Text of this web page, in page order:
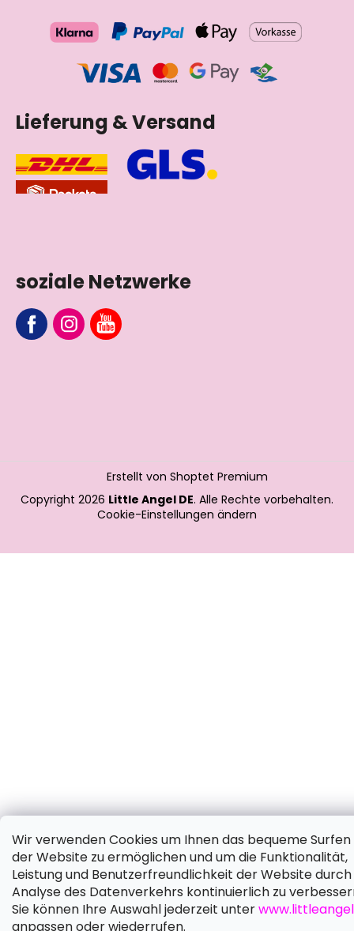
Wir verwenden Cookies um Ihnen das bequeme
der Website zu ermöglichen und um die Funktionalität,
Leistung und Benutzerfreundlichkeit der Website durch
Analyse des Datenverkehrs kontinuierlich zu
Sie können Ihre Auswahl jederzeit unter
anpassen oder wiederrufen.
Lieferung & Versand
soziale Netzwerke
Erstellt von Shoptet Premium
Copyright 2026 Little Angel DE. Alle Rechte vorbehalten.
Cookie-Einstellungen ändern